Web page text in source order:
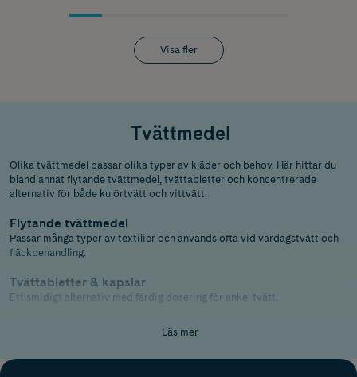
Visa fler
Tvättmedel
Olika tvättmedel passar olika typer av kläder och behov. Här hittar du
bland annat flytande tvättmedel, tvättabletter och koncentrerade
alternativ för både kulörtvätt och vittvätt.
Flytande tvättmedel
Passar många typer av textilier och används ofta vid vardagstvätt och
fläckbehandling.
Tvättabletter & kapslar
Ett smidigt alternativ med färdig dosering för enkel tvätt.
minska påverkan på miljön.
Läs mer